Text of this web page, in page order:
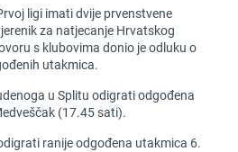
ligi imati dvije prvenstvene
za natjecanje Hrvatskog
s klubovima donio je odluku o
utakmica.
u Splitu odigrati odgođena
(17.45 sati).
ranije odgođena utakmica 6.